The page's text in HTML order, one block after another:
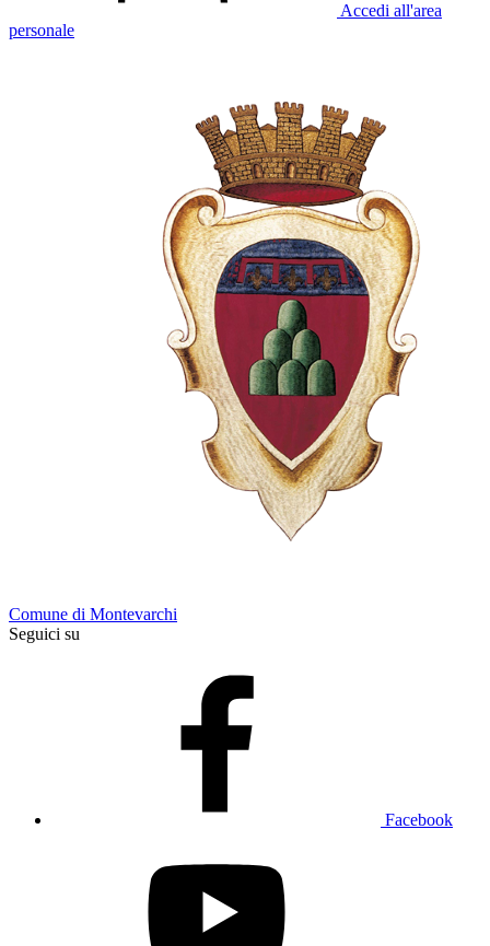
Accedi all'area
personale
Comune di Montevarchi
Seguici su
Facebook